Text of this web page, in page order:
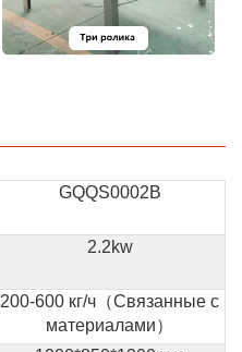
GQQS0002B
2.2kw
200-600 кг/ч（Связанные с
материалами）